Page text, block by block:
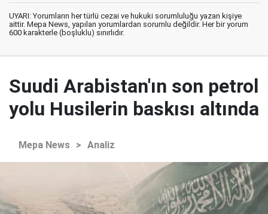
UYARI: Yorumların her türlü cezai ve hukuki sorumluluğu yazan kişiye
aittir. Mepa News, yapılan yorumlardan sorumlu değildir. Her bir yorum
600 karakterle (boşluklu) sınırlıdır.
Suudi Arabistan'ın son petrol
yolu Husilerin baskısı altında
Mepa News > Analiz